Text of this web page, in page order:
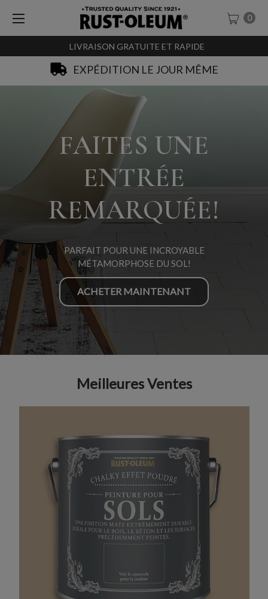
LIVRAISON GRATUITE ET RAPIDE
0
SACHET-TESTEURS À 0,99€
FAITES UNE
ENTRÉE
REMARQUÉE!
PARFAIT POUR UNE INCROYABLE
MÉTAMORPHOSE DU SOL!
ACHETER MAINTENANT
Meilleures Ventes